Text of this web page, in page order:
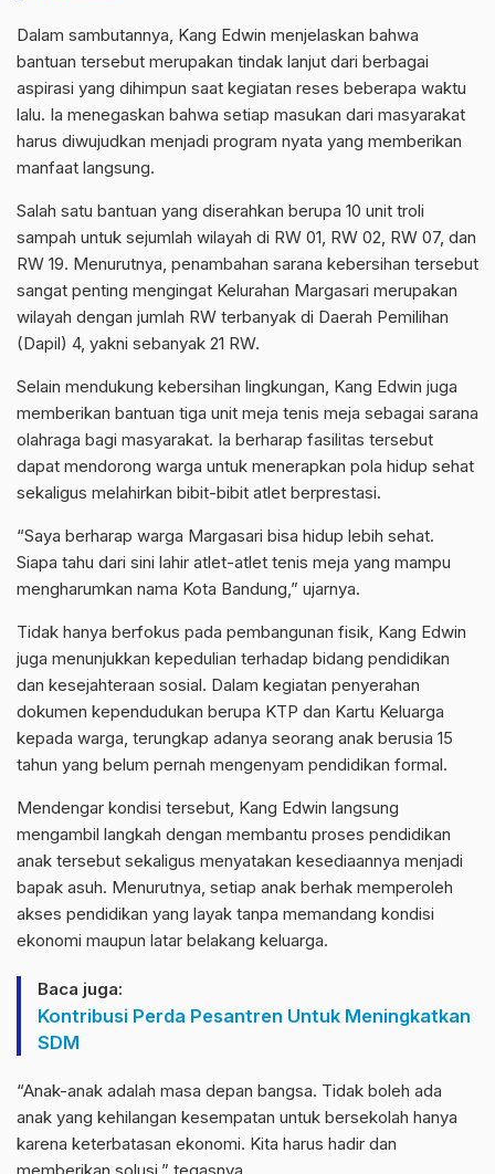
Dalam sambutannya, Kang Edwin menjelaskan bahwa
bantuan tersebut merupakan tindak lanjut dari berbagai
aspirasi yang dihimpun saat kegiatan reses beberapa waktu
lalu. Ia menegaskan bahwa setiap masukan dari masyarakat
harus diwujudkan menjadi program nyata yang memberikan
manfaat langsung.
Salah satu bantuan yang diserahkan berupa 10 unit troli
sampah untuk sejumlah wilayah di RW 01, RW 02, RW 07, dan
RW 19. Menurutnya, penambahan sarana kebersihan tersebut
sangat penting mengingat Kelurahan Margasari merupakan
wilayah dengan jumlah RW terbanyak di Daerah Pemilihan
(Dapil) 4, yakni sebanyak 21 RW.
Selain mendukung kebersihan lingkungan, Kang Edwin juga
memberikan bantuan tiga unit meja tenis meja sebagai sarana
olahraga bagi masyarakat. Ia berharap fasilitas tersebut
dapat mendorong warga untuk menerapkan pola hidup sehat
sekaligus melahirkan bibit-bibit atlet berprestasi.
“Saya berharap warga Margasari bisa hidup lebih sehat.
Siapa tahu dari sini lahir atlet-atlet tenis meja yang mampu
mengharumkan nama Kota Bandung,” ujarnya.
Tidak hanya berfokus pada pembangunan fisik, Kang Edwin
juga menunjukkan kepedulian terhadap bidang pendidikan
dan kesejahteraan sosial. Dalam kegiatan penyerahan
dokumen kependudukan berupa KTP dan Kartu Keluarga
kepada warga, terungkap adanya seorang anak berusia 15
tahun yang belum pernah mengenyam pendidikan formal.
Mendengar kondisi tersebut, Kang Edwin langsung
mengambil langkah dengan membantu proses pendidikan
anak tersebut sekaligus menyatakan kesediaannya menjadi
bapak asuh. Menurutnya, setiap anak berhak memperoleh
akses pendidikan yang layak tanpa memandang kondisi
ekonomi maupun latar belakang keluarga.
Baca juga:
Kontribusi Perda Pesantren Untuk Meningkatkan
SDM
“Anak-anak adalah masa depan bangsa. Tidak boleh ada
anak yang kehilangan kesempatan untuk bersekolah hanya
karena keterbatasan ekonomi. Kita harus hadir dan